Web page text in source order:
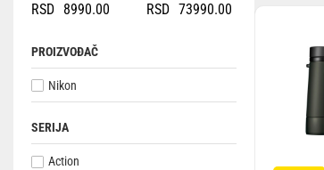
Stativi
Studio
Outlet
RSD 8990.00 RSD 73990.00
PROIZVOĐAČ
Nikon
SERIJA
Action